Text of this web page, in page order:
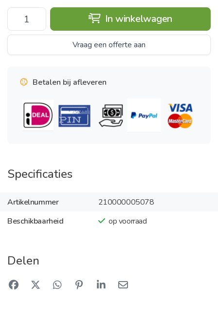
In winkelwagen
Vraag een offerte aan
Betalen bij afleveren
Specificaties
Artikelnummer
210000005078
Beschikbaarheid
op voorraad
Delen